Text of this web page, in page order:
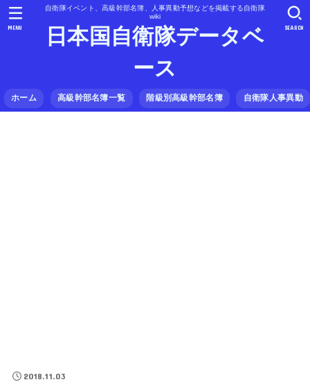
自衛隊イベント、高級幹部名簿、人事異動予想などを掲載する自衛隊
wiki
日本国自衛隊データベ
ース
ホーム 高級幹部名簿一覧 階級別高級幹部名簿 自衛隊人事異動
SEARCH
MENU
2018.11.03